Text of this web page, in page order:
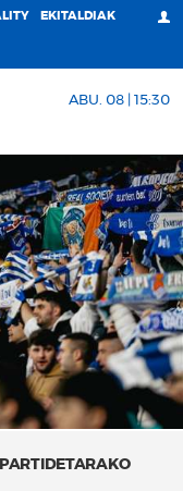
EKITALDIAK
ABU. 08 | 15:30